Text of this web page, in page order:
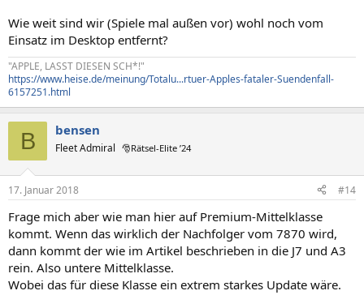
Wie weit sind wir (Spiele mal außen vor) wohl noch vom
Einsatz im Desktop entfernt?
"APPLE, LASST DIESEN SCH*!"
https://www.heise.de/meinung/Totalu...rtuer-Apples-fataler-Suendenfall-
6157251.html
B bensen
Fleet Admiral 🎅Rätsel-Elite ’24
17. Januar 2018 #14
Frage mich aber wie man hier auf Premium-Mittelklasse
kommt. Wenn das wirklich der Nachfolger vom 7870 wird,
dann kommt der wie im Artikel beschrieben in die J7 und A3
rein. Also untere Mittelklasse.
Wobei das für diese Klasse ein extrem starkes Update wäre.